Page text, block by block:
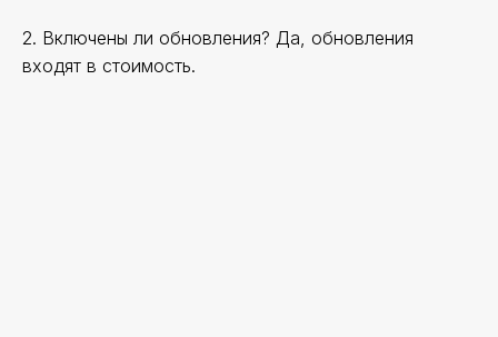
2. Включены ли обновления? Да, обновления
входят в стоимость.